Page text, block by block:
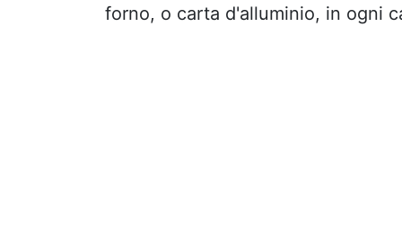
forno, o carta d'alluminio, in ogni